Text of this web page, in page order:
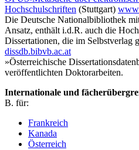
Hochschulschriften (Stuttgart)
Die Deutsche Nationalbibliothek
Ansatz, enthält i.d.R. auch die
Dissertationen, die im Selbstverlag
dissdb.bibvb.ac.at
»Österreichische
veröffentlichten Doktorarbeiten.
Internationale und
B. für:
Frankreich
Kanada
Österreich